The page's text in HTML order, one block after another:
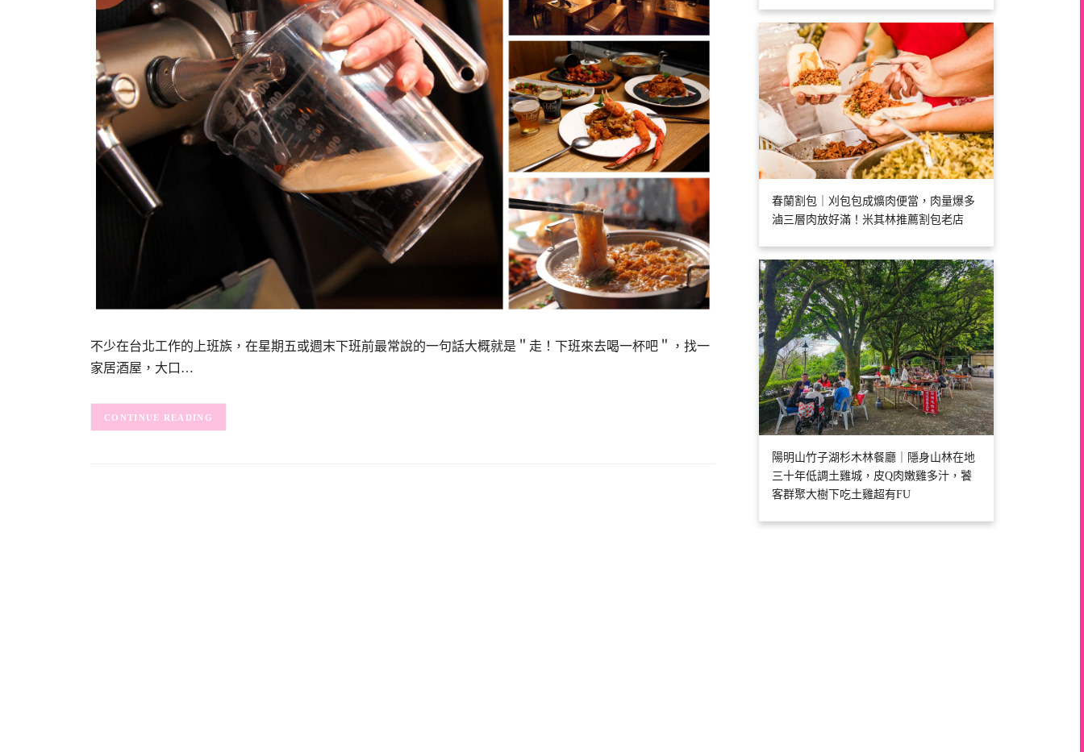
不少在台北工作的上班族，在星期五或週末下班前最常說的一句話大概就是＂走！下班來去喝一杯吧＂，找一
家居酒屋，大口…
CONTINUE READING
春蘭割包｜刈包包成爌肉便當，肉量爆多
滷三層肉放好滿！米其林推薦割包老店
陽明山竹子湖杉木林餐廳｜隱身山林在地
三十年低調土雞城，皮Q肉嫩雞多汁，饕
客群聚大樹下吃土雞超有FU